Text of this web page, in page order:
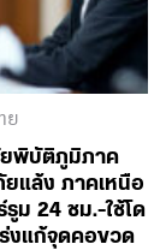
ย
ยพิบัติภูมิภาค
แล้ง ภาคเหนือ
ม 24 ชม.-ใช้โด
งแก้จุดคอขวด